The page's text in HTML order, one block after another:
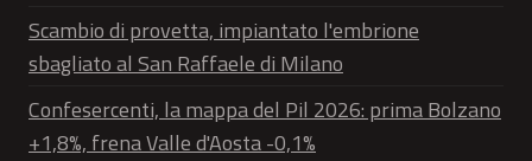
Scambio di provetta, impiantato l'embrione
sbagliato al San Raffaele di Milano
Confesercenti, la mappa del Pil 2026: prima Bolzano
+1,8%, frena Valle d'Aosta -0,1%